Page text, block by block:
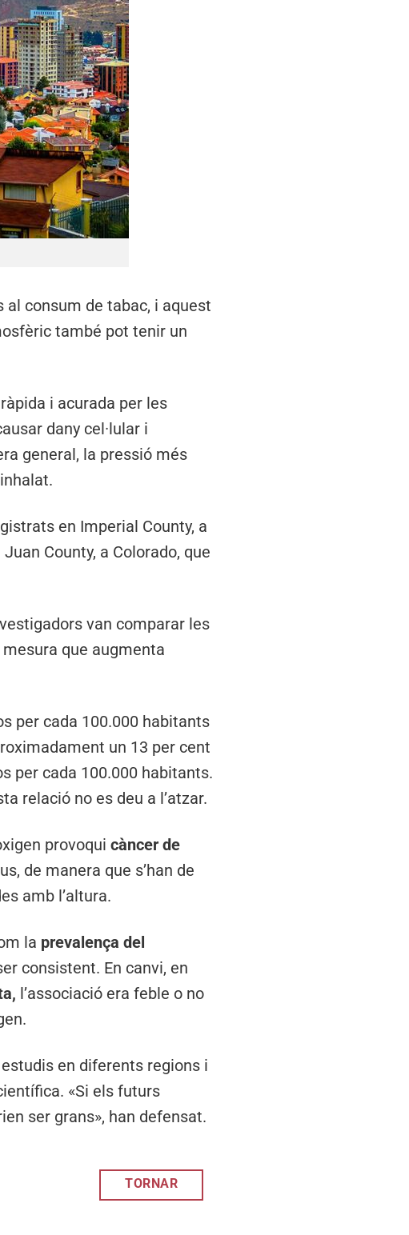
al consum de tabac, i aquest
també pot tenir un
i acurada per les
dany cel·lular i
general, la pressió més
en Imperial County, a
County, a Colorado, que
van comparar les
que augmenta
per cada 100.000 habitants
un 13 per cent
per cada 100.000 habitants.
relació no es deu a l’atzar.
provoquicàncer de
de manera que s’han de
amb l’altura.
la prevalença del
consistent. En canvi, en
l’associació era feble o no
en diferents regions i
«Si els futurs
ser grans», han defensat.
TORNAR